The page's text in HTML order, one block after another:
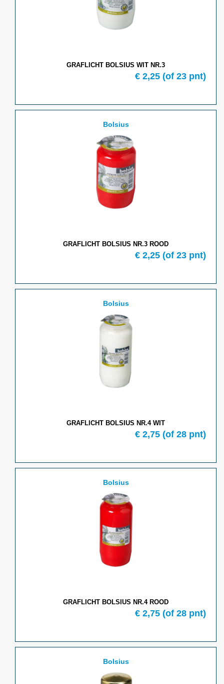
GRAFLICHT BOLSIUS WIT NR.3
€ 2,25 (of 23 pnt)
Bolsius
GRAFLICHT BOLSIUS NR.3 ROOD
€ 2,25 (of 23 pnt)
Bolsius
GRAFLICHT BOLSIUS NR.4 WIT
€ 2,75 (of 28 pnt)
Bolsius
GRAFLICHT BOLSIUS NR.4 ROOD
€ 2,75 (of 28 pnt)
Bolsius